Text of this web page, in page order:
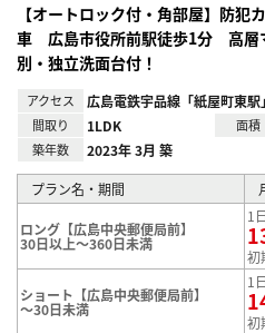
【オートロック付・角部屋】防犯
車 広島市役所前駅徒歩1分 高層
別・独立洗面台付！
アクセス 広島電鉄宇品線「紙屋町東
間取り 1LDK 面積
築年数 2023年 3月 築
プラン名・期間
ロング【広島中央郵便局前】
30日以上～360日未満
1
初
ショート【広島中央郵便局前】
～30日未満
1
初